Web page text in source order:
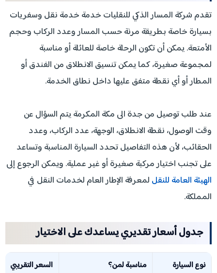
تقدم شركة المسار الذكي للنقليات خدمة خدمة نقل وسفريات
بسيارة خاصة بطريقة مرنة حسب المسار وعدد الركاب وحجم
الأمتعة. يمكن أن تكون الرحلة خاصة للعائلة أو مناسبة
لمجموعة صغيرة، كما يمكن تنسيق الانطلاق من الفندق أو
المطار أو أي نقطة متفق عليها داخل نطاق الخدمة.
عند طلب توصيل من جدة الى مكة المكرمة يتم السؤال عن
وقت الوصول، نقطة الانطلاق، الوجهة، عدد الركاب، وعدد
الحقائب، لأن هذه التفاصيل تحدد السيارة المناسبة وتساعد
على تجنب اختيار مركبة صغيرة أو غير عملية. ويمكن الرجوع إلى
الهيئة العامة للنقل لمعرفة الإطار العام لخدمات النقل في
المملكة.
جدول أسعار تقديري يساعدك على الاختيار
نوع السيارة مناسبة لمن؟ السعر التقريبي